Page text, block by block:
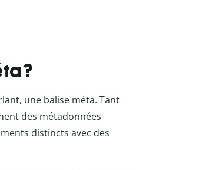
?
une balise méta. Tant
des métadonnées
distincts avec des